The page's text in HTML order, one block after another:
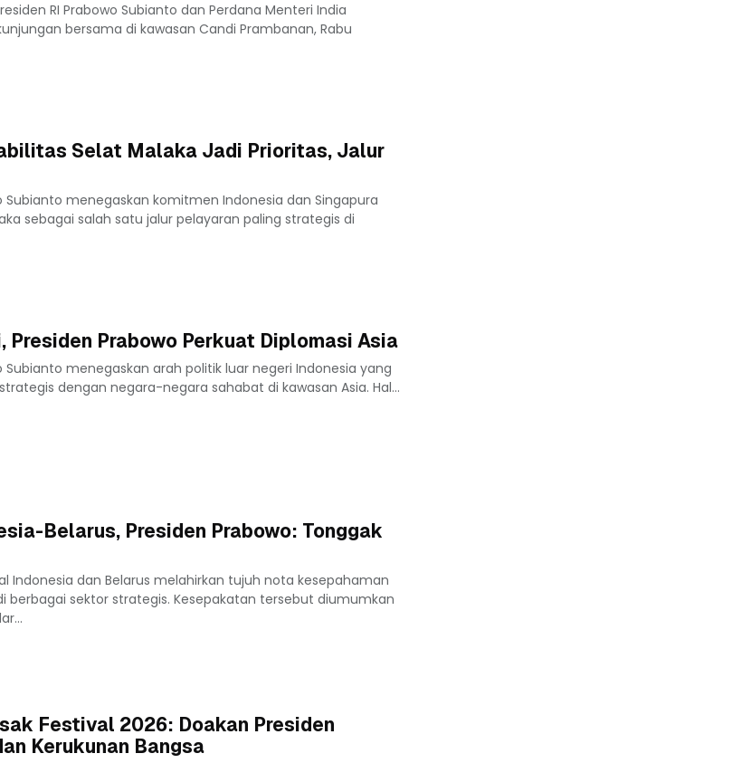
RI Prabowo Subianto dan Perdana Menteri India
bersama di kawasan Candi Prambanan, Rabu
Selat Malaka Jadi Prioritas, Jalur
Subianto menegaskan komitmen Indonesia dan Singapura
sebagai salah satu jalur pelayaran paling strategis di
Presiden Prabowo Perkuat Diplomasi Asia
Subianto menegaskan arah politik luar negeri Indonesia yang
dengan negara-negara sahabat di kawasan Asia. Hal...
Belarus, Presiden Prabowo: Tonggak
Indonesia dan Belarus melahirkan tujuh nota kesepahaman
sektor strategis. Kesepakatan tersebut diumumkan
Festival 2026: Doakan Presiden
Kerukunan Bangsa